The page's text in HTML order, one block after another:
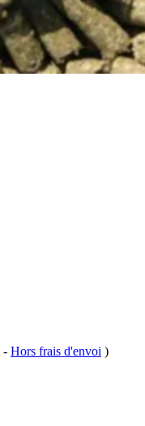
- Hors frais d'envoi )